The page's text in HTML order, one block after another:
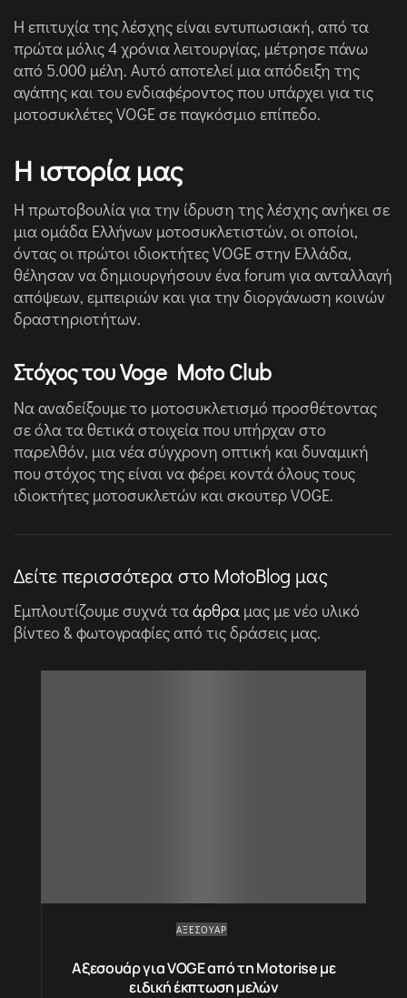
Η επιτυχία της λέσχης είναι εντυπωσιακή, από τα
πρώτα μόλις 4 χρόνια λειτουργίας, μέτρησε πάνω
από 5.000 μέλη. Αυτό αποτελεί μια απόδειξη της
αγάπης και του ενδιαφέροντος που υπάρχει για τις
μοτοσυκλέτες VOGE σε παγκόσμιο επίπεδο.
Η ιστορία μας
Η πρωτοβουλία για την ίδρυση της λέσχης ανήκει σε
μια ομάδα Ελλήνων μοτοσυκλετιστών, οι οποίοι,
όντας οι πρώτοι ιδιοκτήτες VOGE στην Ελλάδα,
θέλησαν να δημιουργήσουν ένα forum για ανταλλαγή
απόψεων, εμπειριών και για την διοργάνωση κοινών
δραστηριοτήτων.
Στόχος του Voge Moto Club
Να αναδείξουμε το μοτοσυκλετισμό προσθέτοντας
σε όλα τα θετικά στοιχεία που υπήρχαν στο
παρελθόν, μια νέα σύγχρονη οπτική και δυναμική
που στόχος της είναι να φέρει κοντά όλους τους
ιδιοκτήτες μοτοσυκλετών και σκουτερ VOGE.
Δείτε περισσότερα στο MotoBlog μας
Εμπλουτίζουμε συχνά ταάρθρα μας με νέο υλικό
βίντεο & φωτογραφίες από τις δράσεις μας.
ΑΞΕΣΟΥΆΡ
Αξεσουάρ για VOGE από τη Motorise με
ειδική έκπτωση μελών